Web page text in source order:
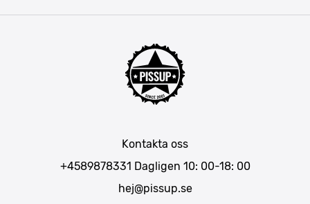
Kontakta oss
+4589878331 Dagligen 10: 00-18: 00
hej@pissup.se